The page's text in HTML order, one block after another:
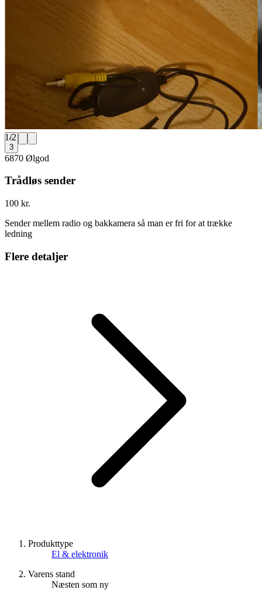
1/2
3
6870 Ølgod
Trådløs sender
100 kr.
Sender mellem radio og bakkamera så man er fri for at trække
ledning
Flere detaljer
Produkttype
El & elektronik
Varens stand
Næsten som ny